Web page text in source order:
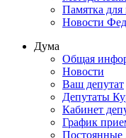
Памятка
Новости
Дума
Общая
Новости
Ваш депутат
Депутаты
Кабинет
График
Постоянные